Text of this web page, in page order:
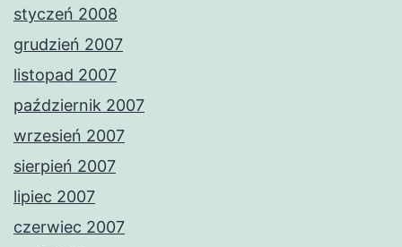
styczeń 2008
grudzień 2007
listopad 2007
październik 2007
wrzesień 2007
sierpień 2007
lipiec 2007
czerwiec 2007